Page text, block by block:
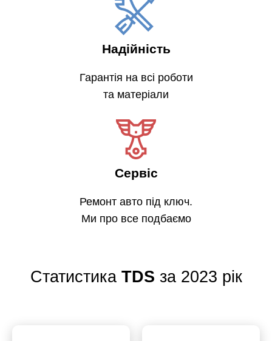
Надійність
Гарантія на всі роботи
та матеріали
Сервіс
Ремонт авто під ключ.
Ми про все подбаємо
Статистика TDS за 2023 рік